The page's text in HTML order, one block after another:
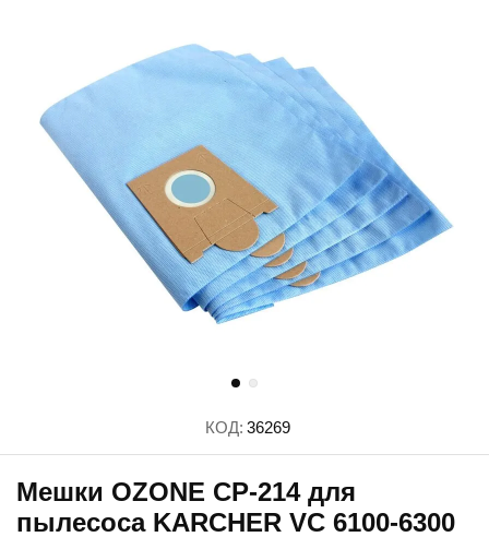
КОД: 36269
Мешки OZONE CP-214 для
пылесоса KARCHER VC 6100-6300